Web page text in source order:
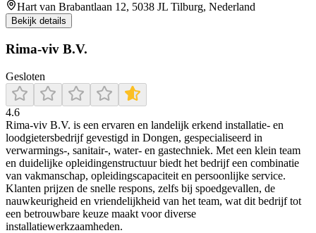
Hart van Brabantlaan 12, 5038 JL Tilburg, Nederland
Bekijk details
Rima-viv B.V.
Gesloten
4.6
Rima‑viv B.V. is een ervaren en landelijk erkend installatie‑ en
loodgietersbedrijf gevestigd in Dongen, gespecialiseerd in
verwarmings-, sanitair-, water- en gastechniek. Met een klein team
en duidelijke opleidingenstructuur biedt het bedrijf een combinatie
van vakmanschap, opleidingscapaciteit en persoonlijke service.
Klanten prijzen de snelle respons, zelfs bij spoedgevallen, de
nauwkeurigheid en vriendelijkheid van het team, wat dit bedrijf tot
een betrouwbare keuze maakt voor diverse
installatiewerkzaamheden.